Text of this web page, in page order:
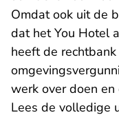
Omdat ook uit de
dat het You Hotel
heeft de
werk over doen
Lees de volledige